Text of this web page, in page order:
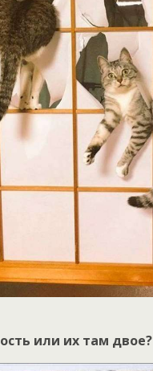
или их там двое?